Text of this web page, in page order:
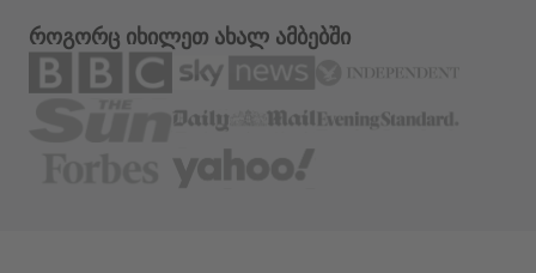
როგორც იხილეთ ახალ ამბებში